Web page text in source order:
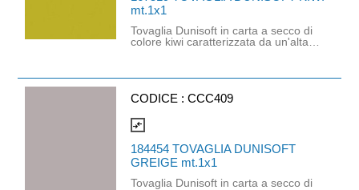
mt.1x1
Tovaglia Dunisoft in carta a secco di
colore kiwi caratterizzata da un'alta
coprire elegantemente i bordi del
contesti di ristorazione, eventi o
secondo lo standard europeo EN
13432. Prodotto certificato FSC.
Dimensioni: 1mt x 1mt.
CODICE :CCC409
compare_arrows
184454 TOVAGLIA DUNISOFT
GREIGE mt.1x1
Tovaglia Dunisoft in carta a secco di